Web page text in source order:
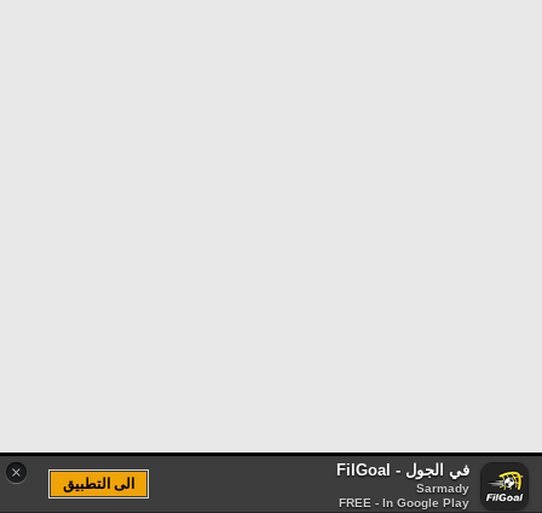
× في الجول - FilGoal
Sarmady
FREE - In Google Play
الى التطبيق